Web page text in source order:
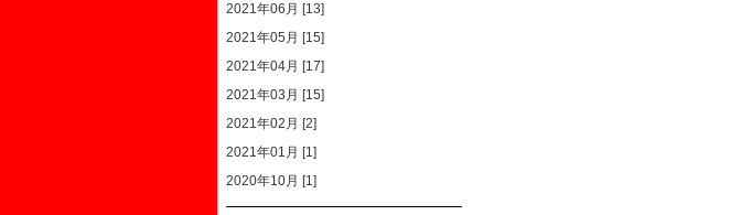
2021年06月 [13]
2021年05月 [15]
2021年04月 [17]
2021年03月 [15]
2021年02月 [2]
2021年01月 [1]
2020年10月 [1]